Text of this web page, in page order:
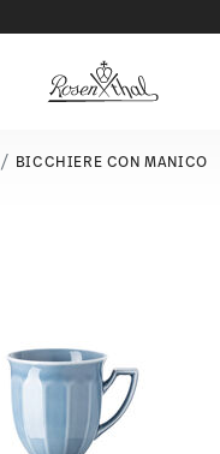
su articoli e
BICCHIERE CON MANICO